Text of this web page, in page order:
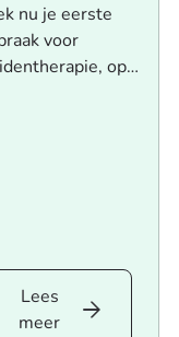
nu je eerste
voor
op
Lees
meer